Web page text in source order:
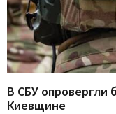
В СБУ опровергли
Киевщине